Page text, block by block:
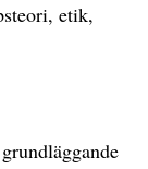
etik,